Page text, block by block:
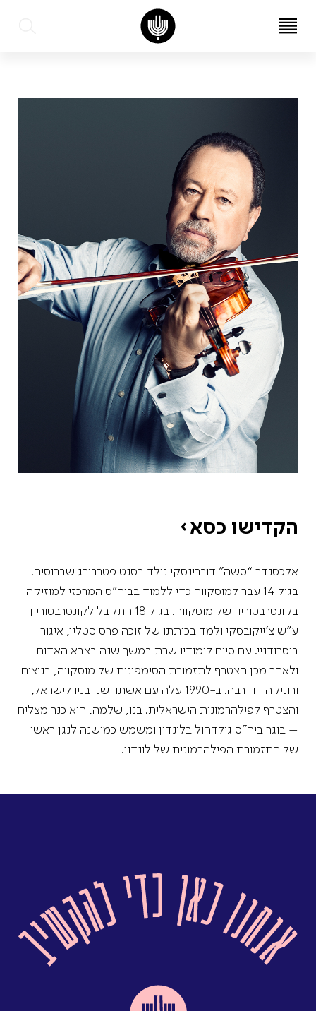
אלכסנדר “סשה” דוברינסקי נולד בסנט פטרבורג שברוסיה.
בגיל 14 עבר למוסקווה כדי ללמוד בביה”ס המרכזי למוזיקה
בקונסרבטוריון של מוסקווה. בגיל 18 התקבל לקונסרבטוריון
ע”ש צ’ייקובסקי ולמד בכיתתו של זוכה פרס סטלין, איגור
ביסרודניי. עם סיום לימודיו שרת במשך שנה בצבא האדום
ולאחר מכן הצטרף לתזמורת הסימפונית של מוסקווה, בניצוח
ורוניקה דודרבה. ב-1990 עלה עם אשתו ושני בניו לישראל,
והצטרף לפילהרמונית הישראלית. בנו, שלמה, הוא כנר מצליח
– בוגר ביה”ס גילדהול בלונדון ומשמש כמישנה לנגן ראשי
של התזמורת הפילהרמונית של לונדון.
הקדישו כסא